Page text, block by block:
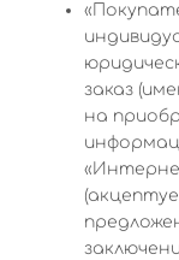
заказ
на